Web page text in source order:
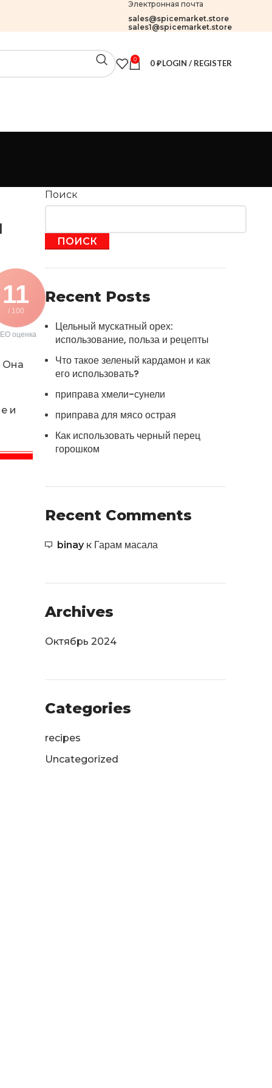
Электронная почта
sales@spicemarket.store
sales1@spicemarket.store
0 0₽LOGIN / REGISTER
11
/ 100
оценка
Она
и
Поиск
ПОИСК
Recent Posts
Цельный мускатный орех:
использование, польза и рецепты
Что такое зеленый кардамон и как
его использовать?
приправа хмели-сунели
приправа для мясо острая
Как использовать черный перец
горошком
Recent Comments
binayк Гарам масала
Archives
Октябрь 2024
Categories
recipes
Uncategorized